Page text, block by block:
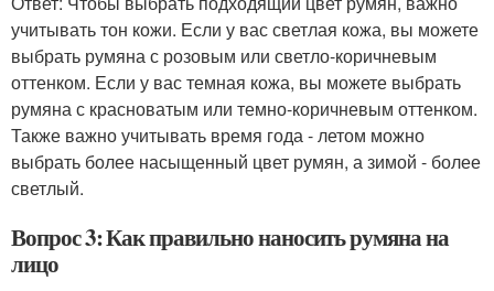
учитывать тон кожи. Если у вас светлая кожа, вы можете
выбрать румяна с розовым или светло-коричневым
оттенком. Если у вас темная кожа, вы можете выбрать
румяна с красноватым или темно-коричневым оттенком.
Также важно учитывать время года - летом можно
выбрать более насыщенный цвет румян, а зимой - более
светлый.
Вопрос 3: Как правильно наносить румяна на
лицо